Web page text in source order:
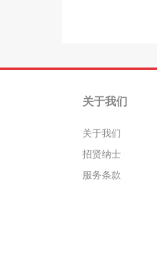
关于我们
关于我们
招贤纳士
服务条款